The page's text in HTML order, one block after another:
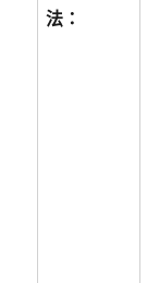
法：